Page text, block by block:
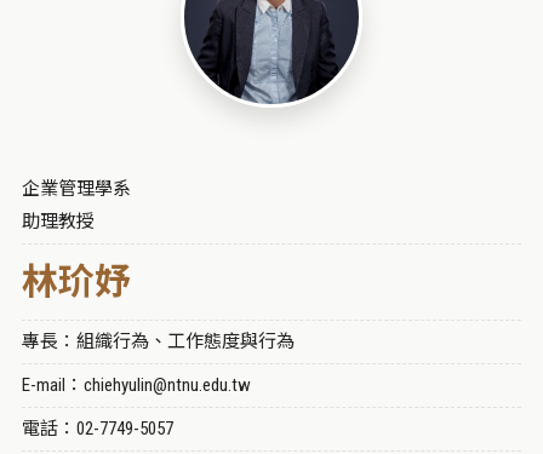
企業管理學系
助理教授
林玠妤
專長：組織行為、工作態度與行為
E-mail：chiehyulin@ntnu.edu.tw
電話：02-7749-5057